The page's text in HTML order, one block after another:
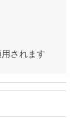
されます